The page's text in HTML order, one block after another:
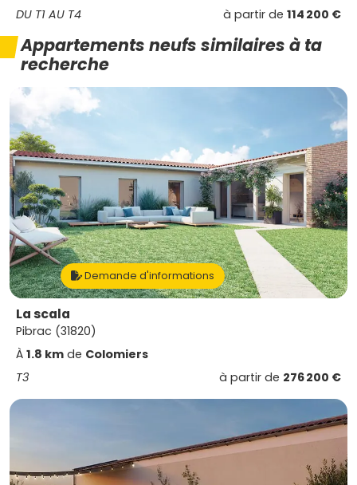
DU T1 AU T4
à partir de 114 200 €
Appartements neufs similaires à ta
recherche
Demande d'informations
La scala
Pibrac (31820)
À 1.8 km de Colomiers
T3
à partir de 276 200 €